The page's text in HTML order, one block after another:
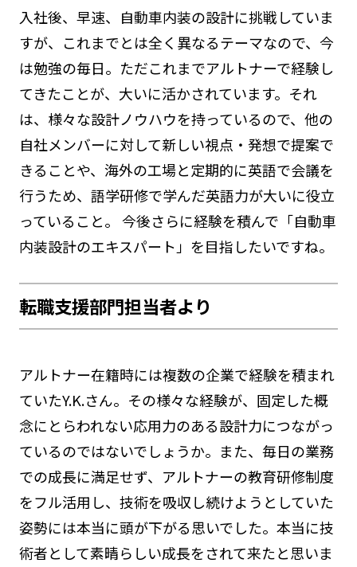
入社後、早速、自動車内装の設計に挑戦していま
すが、これまでとは全く異なるテーマなので、今
は勉強の毎日。ただこれまでアルトナーで経験し
てきたことが、大いに活かされています。それ
は、様々な設計ノウハウを持っているので、他の
自社メンバーに対して新しい視点・発想で提案で
きることや、海外の工場と定期的に英語で会議を
行うため、語学研修で学んだ英語力が大いに役立
っていること。 今後さらに経験を積んで「自動車
内装設計のエキスパート」を目指したいですね。
転職支援部門担当者より
アルトナー在籍時には複数の企業で経験を積まれ
ていたY.K.さん。その様々な経験が、固定した概
念にとらわれない応用力のある設計力につながっ
ているのではないでしょうか。また、毎日の業務
での成長に満足せず、アルトナーの教育研修制度
をフル活用し、技術を吸収し続けようとしていた
姿勢には本当に頭が下がる思いでした。本当に技
術者として素晴らしい成長をされて来たと思いま